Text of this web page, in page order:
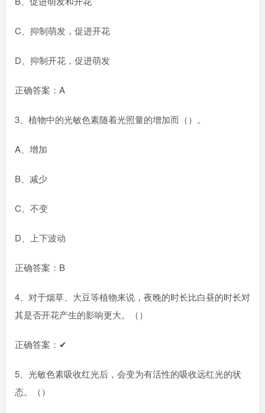
C、抑制萌发，促进开花
D、抑制开花，促进萌发
正确答案：A
3、植物中的光敏色素随着光照量的增加而（）。
A、增加
B、减少
C、不变
D、上下波动
正确答案：B
4、对于烟草、大豆等植物来说，夜晚的时长比白昼的时长对
其是否开花产生的影响更大。（）
正确答案：✔
5、光敏色素吸收红光后，会变为有活性的吸收远红光的状
态。（）